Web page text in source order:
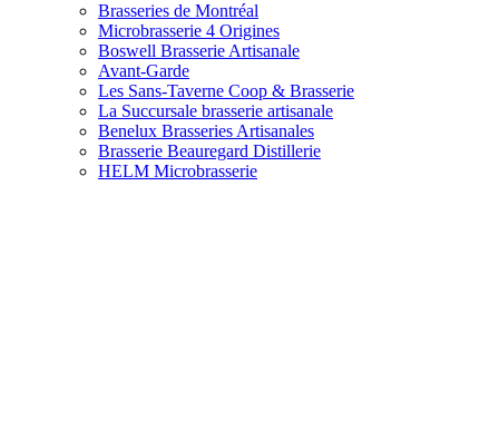
Brasseries de Montréal
Microbrasserie 4 Origines
Boswell Brasserie Artisanale
Avant-Garde
Les Sans-Taverne Coop & Brasserie
La Succursale brasserie artisanale
Benelux Brasseries Artisanales
Brasserie Beauregard Distillerie
HELM Microbrasserie